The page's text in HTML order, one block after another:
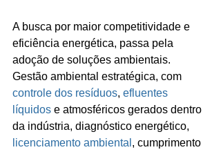
A busca por maior competitividade e
eficiência energética, passa pela
adoção de soluções ambientais.
Gestão ambiental estratégica, com
controle dos resíduos, efluentes
líquidos e atmosféricos gerados dentro
da indústria, diagnóstico energético,
licenciamento ambiental , cumprimento